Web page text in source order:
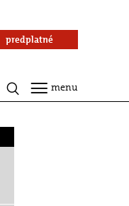
predplatné
menu